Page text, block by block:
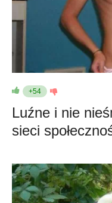
+54
Luźne i nie
sieci